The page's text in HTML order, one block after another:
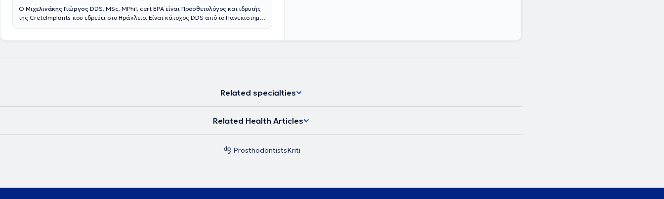
Ο Μιχελινάκης Γιώργος DDS, MSc, MPhil, cert EPA είναι Προσθετολόγος και ιδρυτής
της CreteImplants που εδρεύει στο Ηράκλειο. Είναι κάτοχος DDS από το Πανεπιστημιο
τομέα τους με βραβευμένες εργασίες και συνεχείς δημοσιεύσεις σε ελληνικά και
χρησιμοποιώντας τα πιο σύγχρονα μέσα και εξατομικευμένα πλάνα θεραπείας για
Related specialties
Related Health Articles
ProsthodontistsKriti